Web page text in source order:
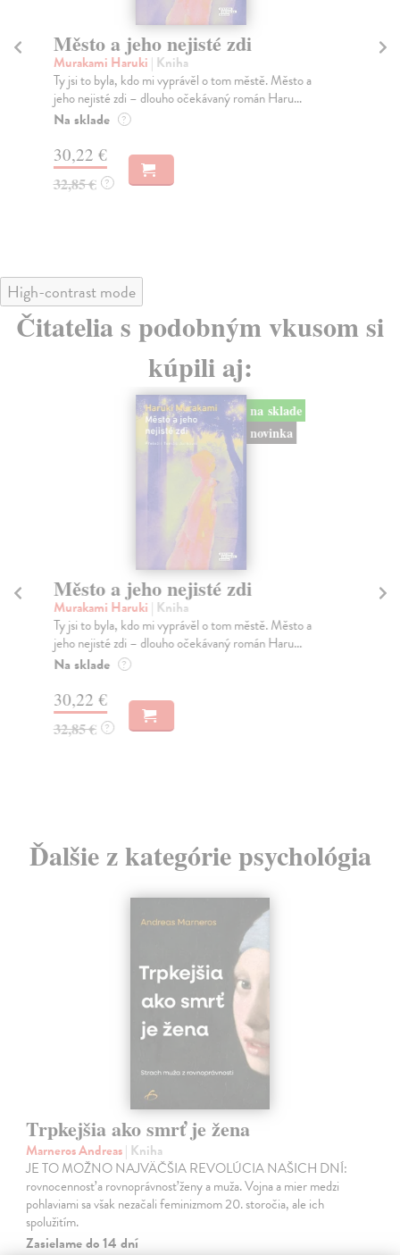
Město a jeho nejisté zdi
Murakami Haruki | Kniha
Ty jsi to byla, kdo mi vyprávěl o tom městě. Město a
jeho nejisté zdi – dlouho očekávaný román Haru...
Na sklade ?
30,22 €
32,85 € ?
High-contrast mode
Čitatelia s podobným vkusom si
kúpili aj:
na sklade
novinka
Město a jeho nejisté zdi
Murakami Haruki | Kniha
Ty jsi to byla, kdo mi vyprávěl o tom městě. Město a
jeho nejisté zdi – dlouho očekávaný román Haru...
Na sklade ?
30,22 €
32,85 € ?
Ďalšie z kategórie psychológia
Trpkejšia ako smrť je žena
Marneros Andreas| Kniha
JE TO MOŽNO NAJVÄČŠIA REVOLÚCIA NAŠICH DNÍ:
rovnocennosť a rovnoprávnosť ženy a muža. Vojna a mier medzi
pohlaviami sa však nezačali feminizmom 20. storočia, ale ich
spolužitím.
Zasielame do 14 dní